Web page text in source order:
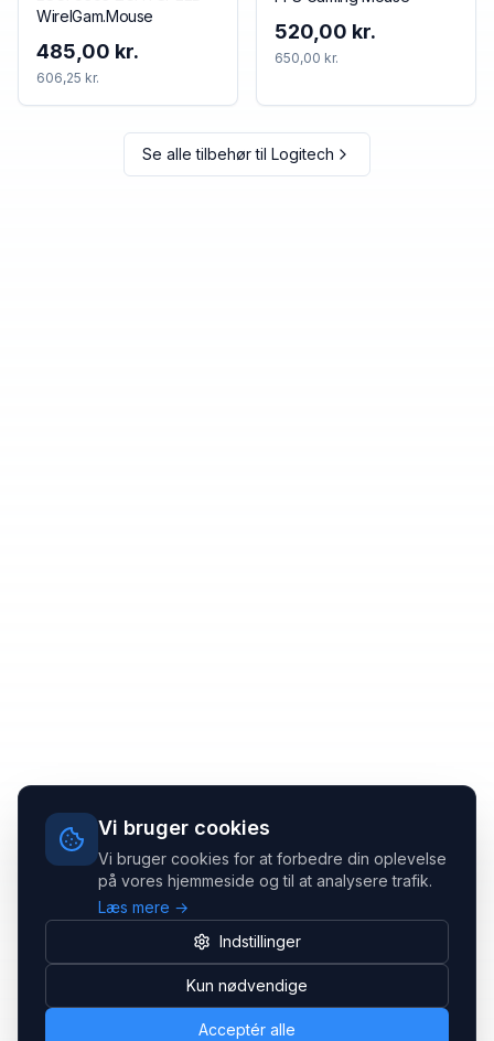
Vi bruger cookies
Vi bruger cookies for at forbedre din oplevelse
på vores hjemmeside og til at analysere trafik.
Læs mere →
Indstillinger
Kun nødvendige
Acceptér alle
WirelGam.Mouse
485,00 kr.
606,25 kr.
520,00 kr.
650,00 kr.
Se alle tilbehør til Logitech